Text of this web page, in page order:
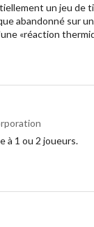
un jeu de
abandonné sur
«réaction
à 1 ou 2 joueurs.